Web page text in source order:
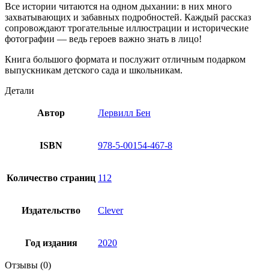
Все истории читаются на одном дыхании: в них много
захватывающих и забавных подробностей. Каждый рассказ
сопровождают трогательные иллюстрации и исторические
фотографии — ведь героев важно знать в лицо!
Книга большого формата и послужит отличным подарком
выпускникам детского сада и школьникам.
Детали
Автор Лервилл Бен
ISBN 978-5-00154-467-8
Количество страниц 112
Издательство Clever
Год издания 2020
Отзывы (0)